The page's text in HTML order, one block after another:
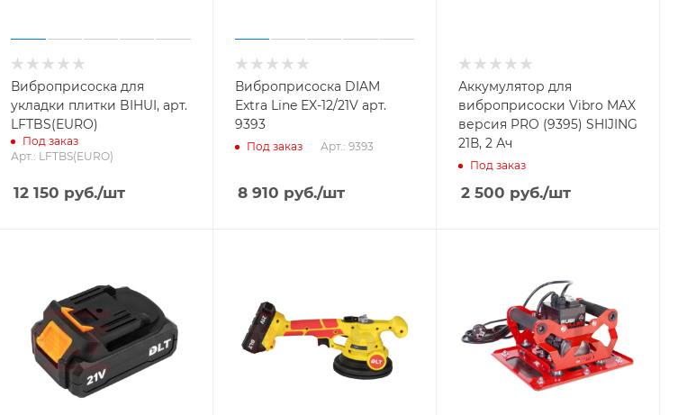
Виброприсоска для
укладки плитки BIHUI, арт.
LFTBS(EURO)
Под заказ
Арт.: LFTBS(EURO)
12 150 руб./шт
Виброприсоска DIAM
Extra Line EX-12/21V арт.
9393
Под заказ Арт.: 9393
8 910 руб./шт
Аккумулятор для
виброприсоски Vibro MAX
версия PRO (9395) SHIJING
21В, 2 Ач
Под заказ
2 500 руб./шт